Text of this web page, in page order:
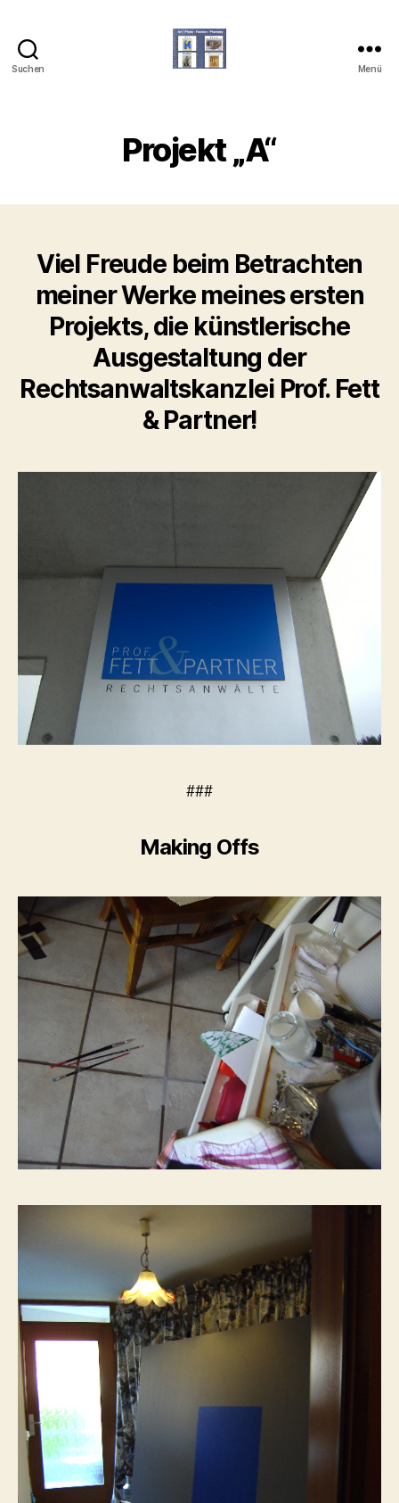
Suchen
phantasy
Menü
Projekt „A“
Viel Freude beim Betrachten
meiner Werke meines ersten
Projekts, die künstlerische
Ausgestaltung der
Rechtsanwaltskanzlei Prof. Fett
& Partner!
###
Making Offs